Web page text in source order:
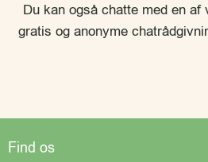
Du kan også chatte med en
gratis og anonyme
Find os